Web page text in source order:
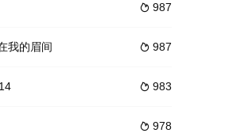
第一天意外和公司的创始人——庄叙发生了冲突
回到年轻时的1995年，遇到了22岁的自己，
 987
 987
我的眉间
 983
 978